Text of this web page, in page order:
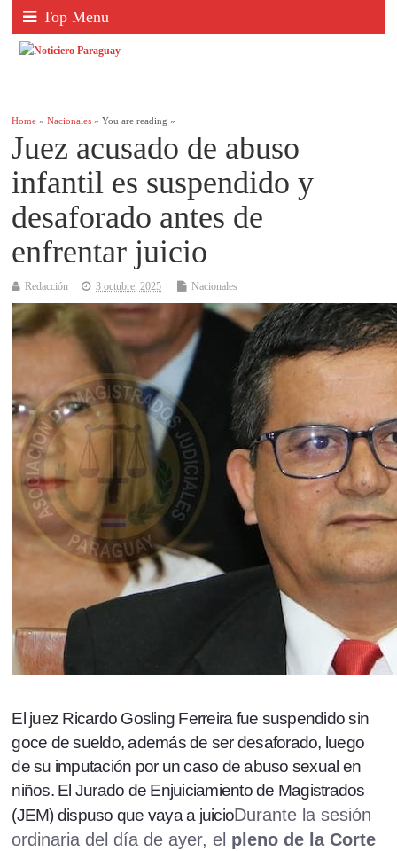
Top Menu
Home »Nacionales » You are reading »
Juez acusado de abuso
infantil es suspendido y
desaforado antes de
enfrentar juicio
Redacción 3 octubre, 2025 Nacionales
El juez Ricardo Gosling Ferreira fue suspendido sin
goce de sueldo, además de ser desaforado, luego
de su imputación por un caso de abuso sexual en
niños. El Jurado de Enjuiciamiento de Magistrados
(JEM) dispuso que vaya a juicioDurante la sesión
ordinaria del día de ayer, el pleno de la Corte